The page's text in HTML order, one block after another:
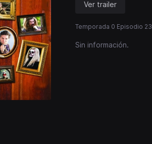
Ver trailer
Temporada 0 Episodio 23
Sin información.